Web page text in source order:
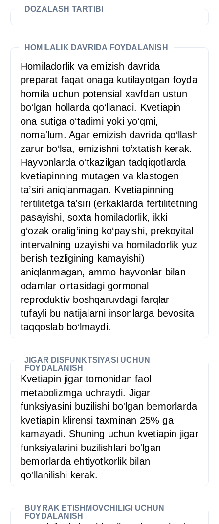
DOZALASH TARTIBI
HOMILALIK DAVRIDA FOYDALANISH
Homiladorlik va emizish davrida
preparat faqat onaga kutilayotgan foyda
homila uchun potensial xavfdan ustun
bo‘lgan hollarda qo‘llanadi. Kvetiapin
ona sutiga o‘tadimi yoki yo‘qmi,
noma'lum. Agar emizish davrida qo‘llash
zarur bo‘lsa, emizishni to‘xtatish kerak.
Hayvonlarda o‘tkazilgan tadqiqotlarda
kvetiapinning mutagen va klastogen
ta’siri aniqlanmagan. Kvetiapinning
fertilitetga ta'siri (erkaklarda fertilitetning
pasayishi, soxta homiladorlik, ikki
g‘ozak oralig‘ining ko‘payishi, prekoyital
intervalning uzayishi va homiladorlik yuz
berish tezligining kamayishi)
aniqlanmagan, ammo hayvonlar bilan
odamlar o‘rtasidagi gormonal
reproduktiv boshqaruvdagi farqlar
tufayli bu natijalarni insonlarga bevosita
taqqoslab bo‘lmaydi.
JIGAR DISFUNKTSIYASI UCHUN
FOYDALANISH
Kvetiapin jigar tomonidan faol
metabolizmga uchraydi. Jigar
funksiyasini buzilishi bo'lgan bemorlarda
kvetiapin klirensi taxminan 25% ga
kamayadi. Shuning uchun kvetiapin jigar
funksiyalarini buzilishlari bo'lgan
bemorlarda ehtiyotkorlik bilan
qo'llanilishi kerak.
BUYRAK ETISHMOVCHILIGI UCHUN
FOYDALANISH